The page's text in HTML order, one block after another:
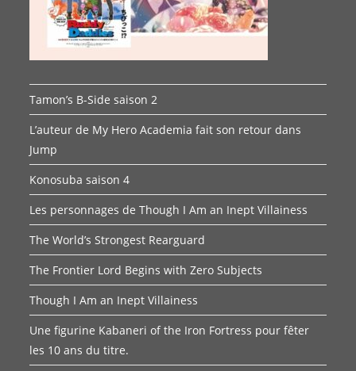
Tamon’s B-Side saison 2
L’auteur de My Hero Academia fait son retour dans
Jump
Konosuba saison 4
Les personnages de Though I Am an Inept Villainess
The World’s Strongest Rearguard
The Frontier Lord Begins with Zero Subjects
Though I Am an Inept Villainess
Une figurine Kabaneri of the Iron Fortress pour fêter
les 10 ans du titre.